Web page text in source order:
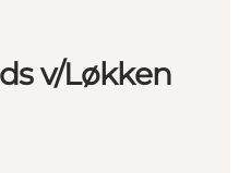
v/Løkken